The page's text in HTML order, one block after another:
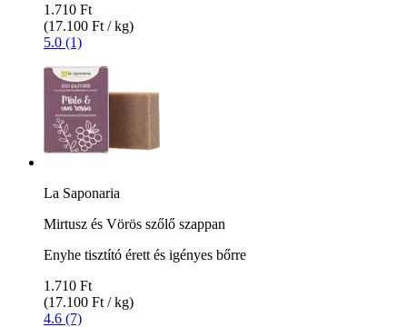
1.710 Ft
(17.100 Ft / kg)
5.0 (1)
La Saponaria
Mirtusz és Vörös szőlő szappan
Enyhe tisztító érett és igényes bőrre
1.710 Ft
(17.100 Ft / kg)
4.6 (7)